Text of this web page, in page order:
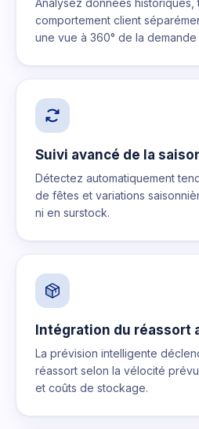
comportement client
une vue à 360° de la demande
Suivi avancé de la
Détectez automatiquement
de fêtes et variations
ni en surstock.
Intégration du réassort
La prévision intelligente
réassort selon la vélocité
et coûts de stockage.